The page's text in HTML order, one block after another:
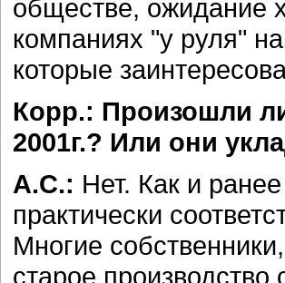
обществе, ожидание
компаниях "у руля"
которые
Корр.: Произошли
2001г.? Или они
А.С.: Нет. Как и
практически
Многие
старое